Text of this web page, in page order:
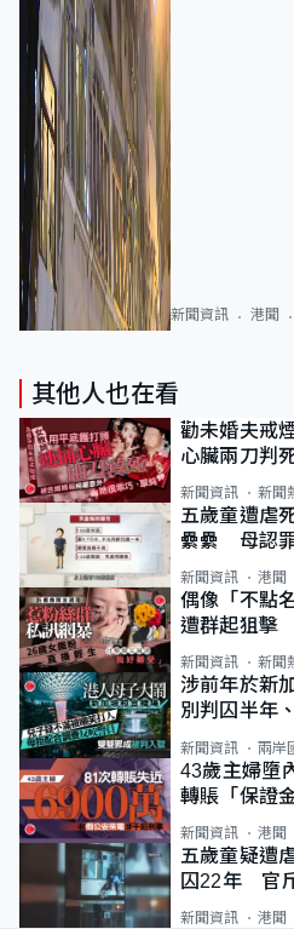
新聞資訊 港聞
其他人也在看
勸未婚夫戒
心臟兩刀判
新聞資訊 新聞
五歲童遭虐
纍纍 母認
類案最惡劣
新聞資訊 港聞
偶像「不點
遭群起狙擊
新聞資訊 新聞
涉前年於新
別判囚半年
新聞資訊 兩岸
43歲主婦墮
轉賬「保證
新聞資訊 港聞
五歲童疑遭
囚22年 官
新聞資訊 港聞